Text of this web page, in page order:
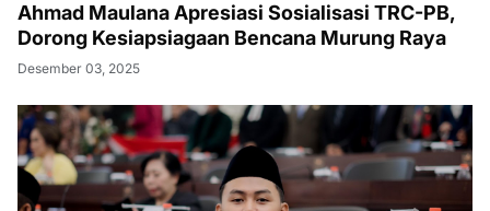
Ahmad Maulana Apresiasi Sosialisasi TRC-PB,
Dorong Kesiapsiagaan Bencana Murung Raya
Desember 03, 2025